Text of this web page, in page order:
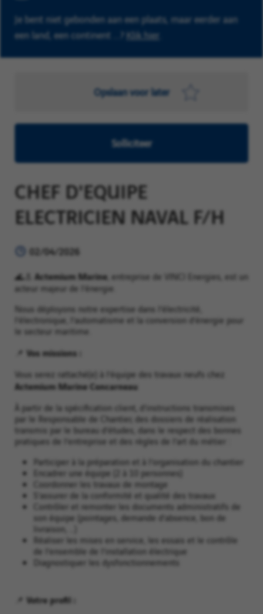
Je bent niet gebonden aan een plaats, maar eerder aan
een land, een continent ...? Klik hier
Opslaan voor later
Solliciteer
CHEF D'EQUIPE
ELECTRICIEN NAVAL F/H
02/04/2026
🌊⚓ Actemium Marine , entreprise de VINCI Energies, est un
acteur majeur de l’énergie.
Nous déployons notre expertise dans l’électricité,
l’électronique, l’automatisme et la conversion d’énergie pour
le secteur maritime.
📌 Vos missions :
Vous serez rattaché(e) à l’équipe des travaux neufs chez
Actemium Marine Concarneau
À partir de la spécification client, d’instructions transmises
par le Responsable de Chantier, des dossiers de réalisation
transmis par le bureau d’études, dans le respect des bonnes
pratiques de l’entreprise et des règles de l’art du métier :
Participer à la préparation et à l’organisation du chantier
Encadrer une équipe (2 à 10 personnes)
Coordonner les travaux de montage
S’assurer de la conformité et qualité des travaux
Contrôler et remonter les documents administratifs de
son équipe (pointages, demande d’absence, bon de
livraison, …)
Réaliser les mises en service, les essais et le contrôle
de l’ensemble de l’installation électrique
Diagnostiquer les dysfonctionnements
📌 Votre profil :